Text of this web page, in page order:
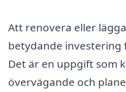
Att renovera eller
betydande investering
Det är en uppgift som
övervägande och